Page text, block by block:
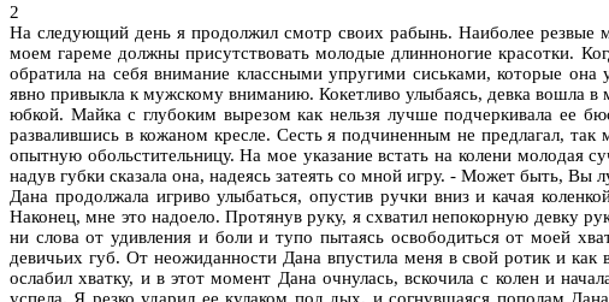
2
На следующий день я продолжил смотр своих рабынь. Наиболее резвые
моем гареме должны присутствовать молодые длинноногие красотки.
обратила на себя внимание классными упругими сиськами, которые
явно привыкла к мужскому вниманию. Кокетливо улыбаясь, девка вошла
юбкой. Майка с глубоким вырезом как нельзя лучше подчеркивала ее
развалившись в кожаном кресле. Сесть я подчиненным не предлагал,
опытную обольстительницу. На мое указание встать на колени молодая
надув губки сказала она, надеясь затеять со мной игру. - Может быть,
Дана продолжала игриво улыбаться, опустив ручки вниз и качая
Наконец, мне это надоело. Протянув руку, я схватил непокорную девку
ни слова от удивления и боли и тупо пытаясь освободиться от моей
девичьих губ. От неожиданности Дана впустила меня в свой ротик и
ослабил хватку, и в этот момент Дана очнулась, вскочила с колен и